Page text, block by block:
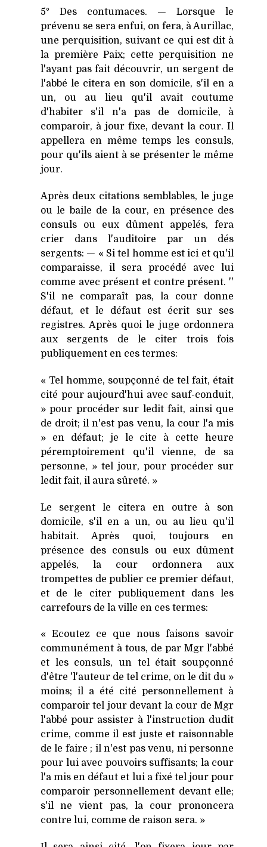
5° Des contumaces. — Lorsque le
prévenu se sera enfui, on fera, à Aurillac,
une perquisition, suivant ce qui est dit à
la première Paix; cette perquisition ne
l'ayant pas fait découvrir, un sergent de
l'abbé le citera en son domicile, s'il en a
un, ou au lieu qu'il avait coutume
d'habiter s'il n'a pas de domicile, à
comparoir, à jour fixe, devant la cour. Il
appellera en même temps les consuls,
pour qu'ils aient à se présenter le même
jour.
Après deux citations semblables, le juge
ou le baile de la cour, en présence des
consuls ou eux dûment appelés, fera
crier dans l'auditoire par un dés
sergents: — « Si tel homme est ici et qu'il
comparaisse, il sera procédé avec lui
comme avec présent et contre présent. ''
S'il ne comparaît pas, la cour donne
défaut, et le défaut est écrit sur ses
registres. Après quoi le juge ordonnera
aux sergents de le citer trois fois
publiquement en ces termes:
« Tel homme, soupçonné de tel fait, était
cité pour aujourd'hui avec sauf-conduit,
» pour procéder sur ledit fait, ainsi que
de droit; il n'est pas venu, la cour l'a mis
» en défaut; je le cite à cette heure
péremptoirement qu'il vienne, de sa
personne, » tel jour, pour procéder sur
ledit fait, il aura sûreté. »
Le sergent le citera en outre à son
domicile, s'il en a un, ou au lieu qu'il
habitait. Après quoi, toujours en
présence des consuls ou eux dûment
appelés, la cour ordonnera aux
trompettes de publier ce premier défaut,
et de le citer publiquement dans les
carrefours de la ville en ces termes:
« Ecoutez ce que nous faisons savoir
communément à tous, de par Mgr l'abbé
et les consuls, un tel était soupçonné
d'être 'l'auteur de tel crime, on le dit du »
moins; il a été cité personnellement à
comparoir tel jour devant la cour de Mgr
l'abbé pour assister à l'instruction dudit
crime, comme il est juste et raisonnable
de le faire ; il n'est pas venu, ni personne
pour lui avec pouvoirs suffisants; la cour
l'a mis en défaut et lui a fixé tel jour pour
comparoir personnellement devant elle;
s'il ne vient pas, la cour prononcera
contre lui, comme de raison sera. »